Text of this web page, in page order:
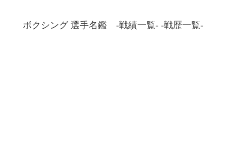
ボクシング 選手名鑑 -戦績一覧- -戦歴一覧-